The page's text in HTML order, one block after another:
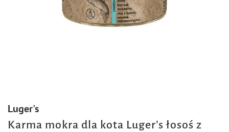
Luger's
Karma mokra dla kota Luger’s łosoś z